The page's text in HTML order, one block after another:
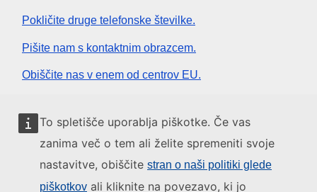
To spletišče uporablja piškotke. Če vas
zanima več o tem ali želite spremeniti svoje
nastavitve, obiščite stran o naši politiki glede
piškotkov ali kliknite na povezavo, ki jo
Pokličite druge telefonske številke.
Pišite nam s kontaktnim obrazcem.
Obiščite nas v enem od centrov EU.
Družbeni mediji